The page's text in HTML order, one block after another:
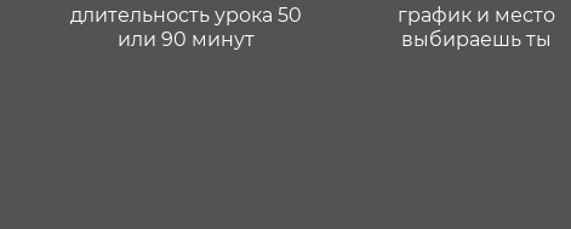
длительность урока 50
или 90 минут
график и место
выбираешь ты